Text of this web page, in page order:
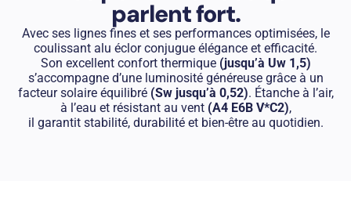
parlent fort.
Avec ses lignes fines et ses performances optimisées, le
coulissant alu éclor conjugue élégance et efficacité.
Son excellent confort thermique (jusqu’à Uw 1,5)
s’accompagne d’une luminosité généreuse grâce à un
facteur solaire équilibré (Sw jusqu’à 0,52). Étanche à l’air,
à l’eau et résistant au vent (A4 E6B V*C2),
il garantit stabilité, durabilité et bien-être au quotidien.